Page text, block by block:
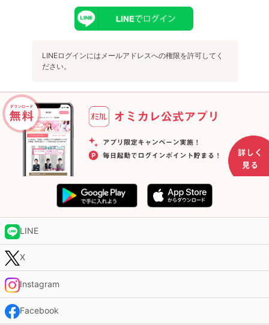
LINEログインにはメールアドレスへの権限を許可してく
ださい。
LINE
X
Instagram
Facebook